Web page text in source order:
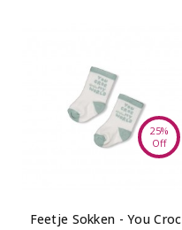
25%
Off
Feetje Sokken - You Croc